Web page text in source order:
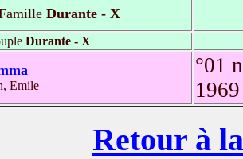
Durante - X
Durante - X
Emile
°01
1969
Retour à